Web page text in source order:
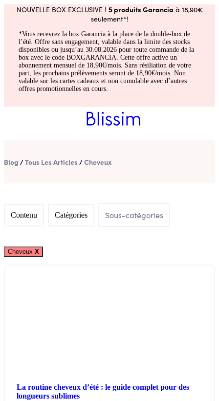
NOUVELLE BOX EXCLUSIVE ! 5 produits Garancia à 18,90€
seulement*!
*Vous recevrez la box Garancia à la place de la double-box de
l’été. Offre sans engagement, valable dans la limite des stocks
disponibles ou jusqu’au 30.08.2026 pour toute commande de la
box avec le code BOXGARANCIA. Cette offre active un
abonnement mensuel de 18,90€/mois. Sans résiliation de votre
part, les prochains prélèvements seront de 18,90€/mois. Non
valable sur les cartes cadeaux et non cumulable avec d’autres
offres promotionnelles en cours.
Blog /Tous Les Articles /Cheveux
Contenu Catégories Sous-catégories
Cheveux X
La routine cheveux d’été : le guide complet pour des
longueurs sublimes